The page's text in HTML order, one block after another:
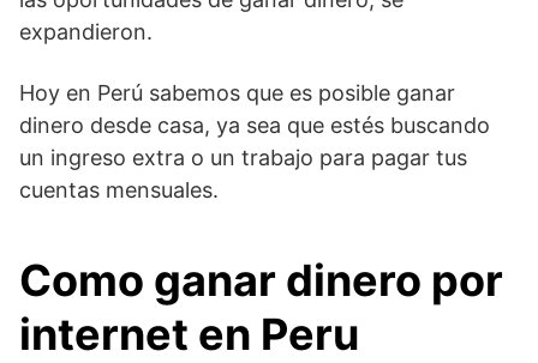
expandieron.
Hoy en Perú sabemos que es posible ganar
dinero desde casa, ya sea que estés buscando
un ingreso extra o un trabajo para pagar tus
cuentas mensuales.
Como ganar dinero por
internet en Peru